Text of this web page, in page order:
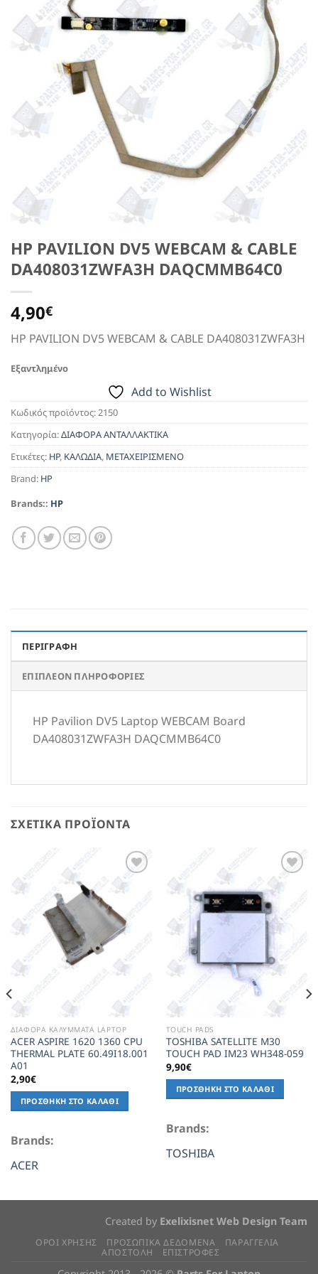
HP PAVILION DV5 WEBCAM & CABLE
DA408031ZWFA3H DAQCMMB64C0
4,90€
HP PAVILION DV5 WEBCAM & CABLE DA408031ZWFA3H
Εξαντλημένο
Add to Wishlist
Κωδικός προϊόντος: 2150
Κατηγορία:ΔΙΑΦΟΡΑ ΑΝΤΑΛΛΑΚΤΙΚΑ
Ετικέτες: HP, ΚΑΛΩΔΙΑ, ΜΕΤΑΧΕΙΡΙΣΜΕΝΟ
Brand: HP
Brands:: HP
ΠΕΡΙΓΡΑΦΉ
ΕΠΙΠΛΈΟΝ ΠΛΗΡΟΦΟΡΊΕΣ
HP Pavilion DV5 Laptop WEBCAM Board
DA408031ZWFA3H DAQCMMB64C0
ΣΧΕΤΙΚΆ ΠΡΟΪΌΝΤΑ
Add to
Wishlist
ΔΙΑΦΟΡΑ ΚΑΛΥΜΜΑΤΑ LAPTOP
ACER ASPIRE 1620 1360 CPU
THERMAL PLATE 60.49I18.001
A01
2,90€
ΠΡΟΣΘΉΚΗ ΣΤΟ ΚΑΛΆΘΙ
Brands:
ACER
Add to
Wishlist
TOUCH PADS
TOSHIBA SATELLITE M30
TOUCH PAD IM23 WH348-059
9,90€
ΠΡΟΣΘΉΚΗ ΣΤΟ ΚΑΛΆΘΙ
Brands:
TOSHIBA
Created by Exelixisnet Web Design Team
ΟΡΟΙ ΧΡΗΣΗΣ ΠΡΟΣΩΠΙΚΆ ΔΕΔΟΜΈΝΑ
ΠΑΡΑΓΓΕΛΙΑ
ΑΠΟΣΤΟΛΗ
ΕΠΙΣΤΡΟΦΕΣ